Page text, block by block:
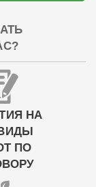
НА
ПО